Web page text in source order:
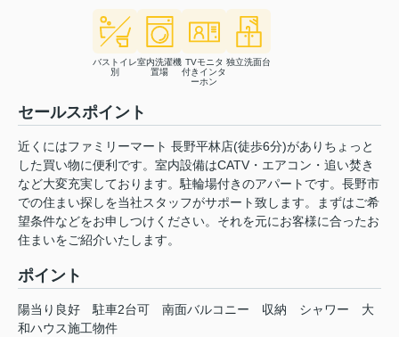
バストイレ
別
室内洗濯機
置場
TVモニタ
付きインタ
ーホン
独立洗面台
セールスポイント
近くにはファミリーマート 長野平林店(徒歩6分)がありちょっと
した買い物に便利です。室内設備はCATV・エアコン・追い焚き
など大変充実しております。駐輪場付きのアパートです。長野市
での住まい探しを当社スタッフがサポート致します。まずはご希
望条件などをお申しつけください。それを元にお客様に合ったお
住まいをご紹介いたします。
ポイント
陽当り良好 駐車2台可 南面バルコニー 収納 シャワー
大
和ハウス施工物件